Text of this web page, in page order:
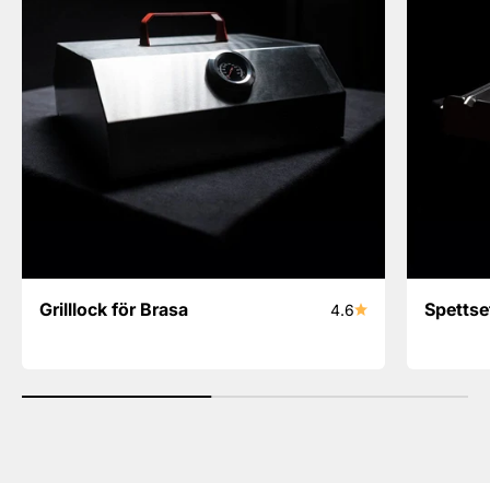
Grilllock för Brasa 4.6